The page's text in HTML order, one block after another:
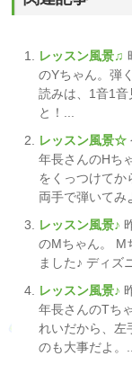
レッスン風景♫
のYちゃん。弾
読みは、1音1音
と！...
レッスン風景☆
年長さんのHち
をくっつけてか
両手で弾いてみ
レッスン風景♪
のMちゃん。 M
ました♪ ディズ
レッスン風景♪
年長さんのTち
れいだから、左
のも大事だよ。...